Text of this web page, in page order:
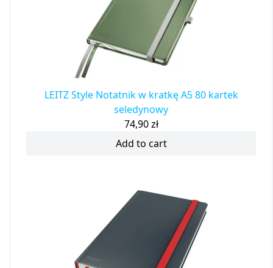
LEITZ Style Notatnik w kratkę A5 80 kartek
seledynowy
74,90zł
Add to cart